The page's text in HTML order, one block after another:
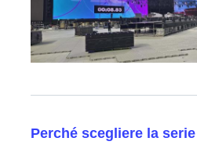
Perché scegliere la